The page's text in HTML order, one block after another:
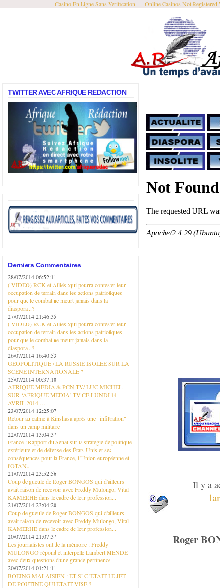
Casino En Ligne Sans Verification Online Casinos Not Registered
TWITTER AVEC AFRIQUE REDACTION
Derniers Commentaires
28/07/2014 06:52:11
( VIDEO) RCK et Alliés :qui pourra contester leur
occupation de terrain dans les actions patriotiques
pour que le combat ne meurt jamais dans la
diaspora...?
27/07/2014 21:46:35
( VIDEO) RCK et Alliés :qui pourra contester leur
occupation de terrain dans les actions patriotiques
pour que le combat ne meurt jamais dans la
diaspora...?
26/07/2014 16:40:53
GEOPOLITIQUE / LA RUSSIE ISOLEE SUR LA
SCENE INTERNATIONALE ?
25/07/2014 00:37:10
AFRIQUE MEDIA & PCN-TV/ LUC MICHEL
SUR ‘AFRIQUE MEDIA’ TV CE LUNDI 14
AVRIL 2014 …
23/07/2014 12:25:07
Retour au calme à Kinshasa après une "infiltration"
dans un camp militaire
22/07/2014 13:04:37
France : Rapport du Sénat sur la stratégie de politique
extérieure et de défense des États-Unis et ses
conséquences pour la France, l’Union européenne et
l'OTAN..
21/07/2014 23:52:56
Coup de gueule de Roger BONGOS qui d'ailleurs
avait raison de recevoir avec Freddy Mulongo, Vital
KAMERHE dans le cadre de leur profession...
21/07/2014 23:04:20
Coup de gueule de Roger BONGOS qui d'ailleurs
avait raison de recevoir avec Freddy Mulongo, Vital
KAMERHE dans le cadre de leur profession...
20/07/2014 21:07:37
Les journalistes ont de la mémoire : Freddy
MULONGO répond et interpelle Lambert MENDE
avec deux questions d'une grande pertinence
20/07/2014 01:21:11
BOEING MALAISIEN : ET SI C’ETAIT LE JET
DE POUTINE QUI ETAIT VISE ?
Il y a
Roger